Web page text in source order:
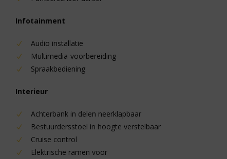
Infotainment
Audio installatie
Multimedia-voorbereiding
Spraakbediening
Interieur
Achterbank in delen neerklapbaar
Bestuurdersstoel in hoogte verstelbaar
Cruise control
Elektrische ramen voor